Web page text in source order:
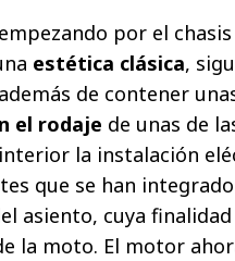
por el
estética clásica,
de contener
el rodaje de unas de
la instalación
que se han
asiento, cuya
la moto. El motor